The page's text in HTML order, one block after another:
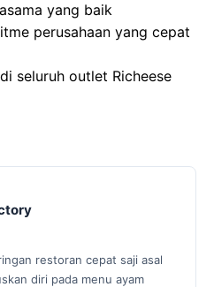
yang baik
perusahaan yang cepat
seluruh outlet Richeese
restoran cepat saji asal
diri pada menu ayam